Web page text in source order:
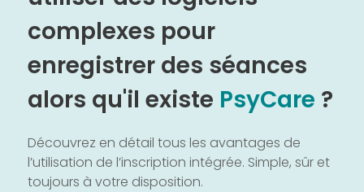
complexes pour
enregistrer des séances
alors qu'il existe PsyCare ?
Découvrez en détail tous les avantages de
l’utilisation de l’inscription intégrée. Simple, sûr et
toujours à votre disposition.